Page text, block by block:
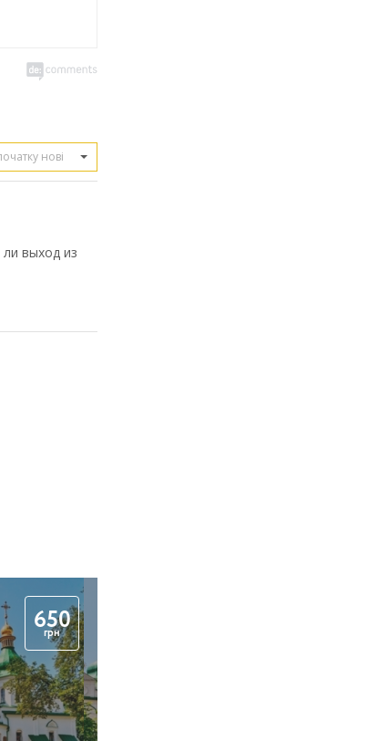
нові
выход из
650
грн